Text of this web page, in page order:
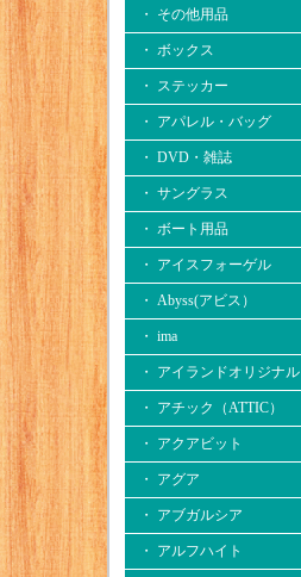
・ その他用品
・ ボックス
・ ステッカー
・ アパレル・バッグ
・ DVD・雑誌
・ サングラス
・ ボート用品
・ アイスフォーゲル
・ Abyss(アビス）
・ ima
・ アイランドオリジナル
・ アチック（ATTIC）
・ アクアビット
・ アグア
・ アブガルシア
・ アルフハイト